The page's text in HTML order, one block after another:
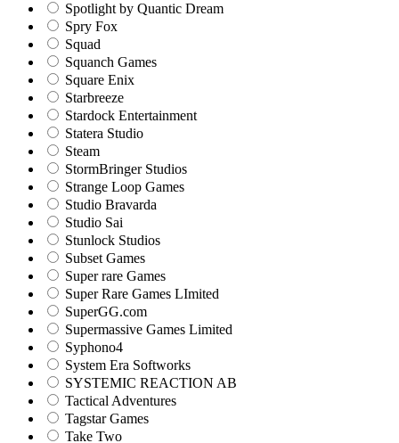
Spotlight by Quantic Dream
Spry Fox
Squad
Squanch Games
Square Enix
Starbreeze
Stardock Entertainment
Statera Studio
Steam
StormBringer Studios
Strange Loop Games
Studio Bravarda
Studio Sai
Stunlock Studios
Subset Games
Super rare Games
Super Rare Games LImited
SuperGG.com
Supermassive Games Limited
Syphono4
System Era Softworks
SYSTEMIC REACTION AB
Tactical Adventures
Tagstar Games
Take Two